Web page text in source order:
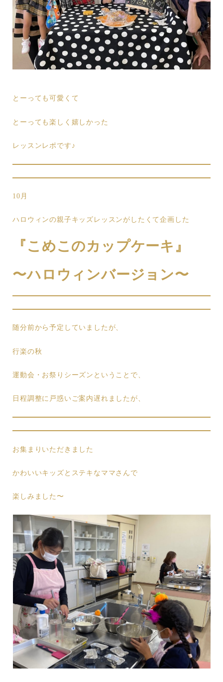
とーっても可愛くて
とーっても楽しく嬉しかった
レッスンレポです♪
10月
ハロウィンの親子キッズレッスンがしたくて企画した
『こめこのカップケーキ』
〜ハロウィンバージョン〜
随分前から予定していましたが、
行楽の秋
運動会・お祭りシーズンということで、
日程調整に戸惑いご案内遅れましたが、
お集まりいただきました
かわいいキッズとステキなママさんで
楽しみました〜